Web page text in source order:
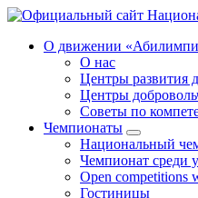
О движении
О нас
Центры развития
Центры
Советы по
Чемпионаты
Национальный
Чемпионат среди
Open competitions
Гостиницы